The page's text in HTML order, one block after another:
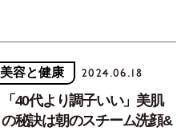
美容と健康 2024.06.18
「40代より調子いい」美肌
の秘訣は朝のスチーム洗顔&